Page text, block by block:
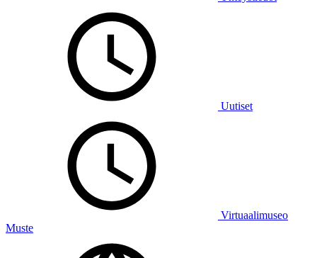
Uutiset
Virtuaalimuseo
Muste